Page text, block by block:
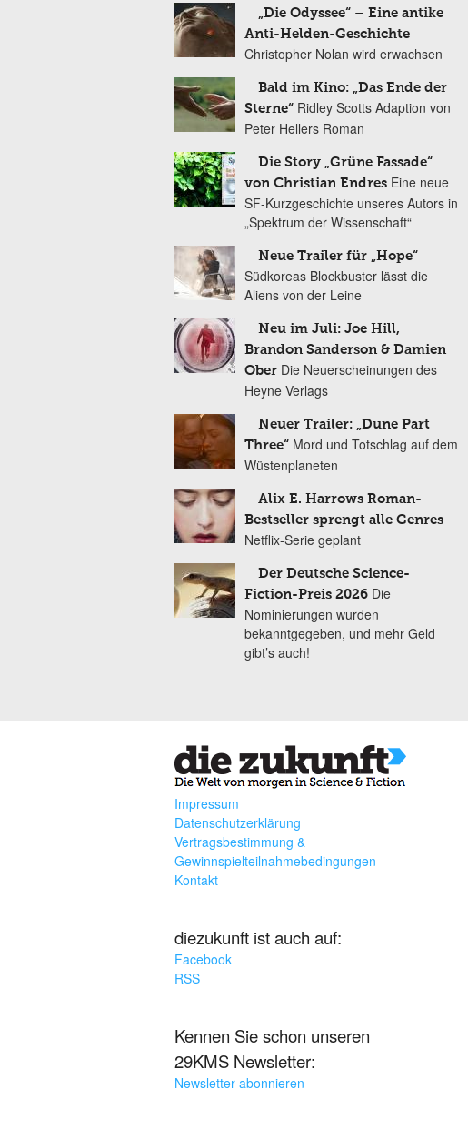
„Die Odyssee“ – Eine antike
Anti-Helden-Geschichte
Christopher Nolan wird erwachsen
Bald im Kino: „Das Ende der
Sterne“ Ridley Scotts Adaption von
Peter Hellers Roman
Die Story „Grüne Fassade“
von Christian Endres Eine neue
SF-Kurzgeschichte unseres Autors in
„Spektrum der Wissenschaft“
Neue Trailer für „Hope“
Südkoreas Blockbuster lässt die
Aliens von der Leine
Neu im Juli: Joe Hill,
Brandon Sanderson & Damien
Ober Die Neuerscheinungen des
Heyne Verlags
Neuer Trailer: „Dune Part
Three“ Mord und Totschlag auf dem
Wüstenplaneten
Alix E. Harrows Roman-
Bestseller sprengt alle Genres
Netflix-Serie geplant
Der Deutsche Science-
Fiction-Preis 2026 Die
Nominierungen wurden
bekanntgegeben, und mehr Geld
gibt’s auch!
Impressum
Datenschutzerklärung
Vertragsbestimmung &
Gewinnspielteilnahmebedingungen
Kontakt
diezukunft ist auch auf:
Facebook
RSS
Kennen Sie schon unseren
29KMS Newsletter:
Newsletter abonnieren